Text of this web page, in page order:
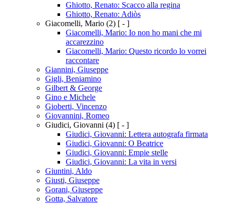
Ghiotto, Renato: Scacco alla regina
Ghiotto, Renato: Adiòs
Giacomelli, Mario (2) [ - ]
Giacomelli, Mario: Io non ho mani che mi
accarezzino
Giacomelli, Mario: Questo ricordo lo vorrei
raccontare
Giannini, Giuseppe
Gigli, Beniamino
Gilbert & George
Gino e Michele
Gioberti, Vincenzo
Giovannini, Romeo
Giudici, Giovanni (4) [ - ]
Giudici, Giovanni: Lettera autografa firmata
Giudici, Giovanni: O Beatrice
Giudici, Giovanni: Empie stelle
Giudici, Giovanni: La vita in versi
Giuntini, Aldo
Giusti, Giuseppe
Gorani, Giuseppe
Gotta, Salvatore